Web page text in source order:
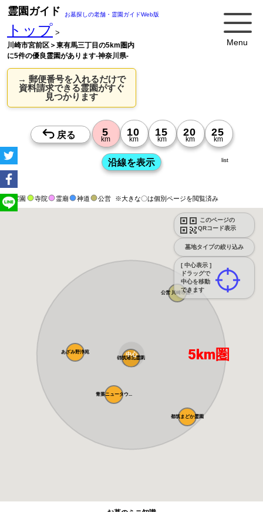
Menu
霊園ガイド お墓探しの老舗・霊園ガイドWeb版
トップ >
川崎市宮前区＞東有馬三丁目の5km圏内
に5件の優良霊園があります-神奈川県-
→ 郵便番号を入れるだけで
資料請求できる霊園がすぐ
見つかります
霊園 寺院 霊廟 神道 公営 ※大きな〇は個別ページを閲覧済み
このページの
QRコード表示
墓地タイプの絞り込み
[ 中心表示 ]
ドラッグで
中心を移動
できます
list
都筑港北霊園
あざみ野浄苑
公営 川崎市営...
青葉ニュータウ...
都筑まどか霊園
中心 5km圏